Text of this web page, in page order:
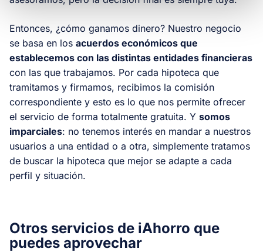
Entonces, ¿cómo ganamos dinero? Nuestro negocio
se basa en los acuerdos económicos que
establecemos con las distintas entidades financieras
con las que trabajamos. Por cada hipoteca que
tramitamos y firmamos, recibimos la comisión
correspondiente y esto es lo que nos permite ofrecer
el servicio de forma totalmente gratuita. Y somos
imparciales: no tenemos interés en mandar a nuestros
usuarios a una entidad o a otra, simplemente tratamos
de buscar la hipoteca que mejor se adapte a cada
perfil y situación.
Otros servicios de iAhorro que
puedes aprovechar